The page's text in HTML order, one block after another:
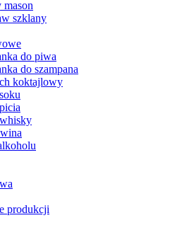
mason
szklany
do piwa
do szampana
koktajlowy
produkcji